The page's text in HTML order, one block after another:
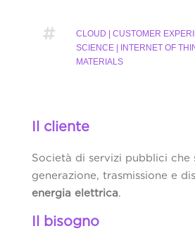

CLOUD | CUSTOMER
SCIENCE | INTERNET OF
MATERIALS
Il cliente
Società di servizi pubblici che
generazione, trasmissione e
energia elettrica.
Il bisogno